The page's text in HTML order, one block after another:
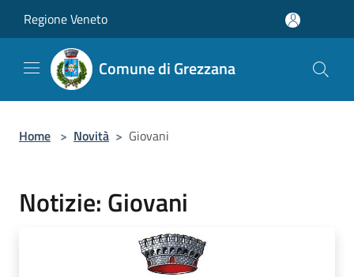
Regione Veneto
Comune di Grezzana
Home > Novità > Giovani
Notizie: Giovani